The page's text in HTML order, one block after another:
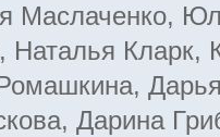
Маслаченко,
Кларк,
Дарина